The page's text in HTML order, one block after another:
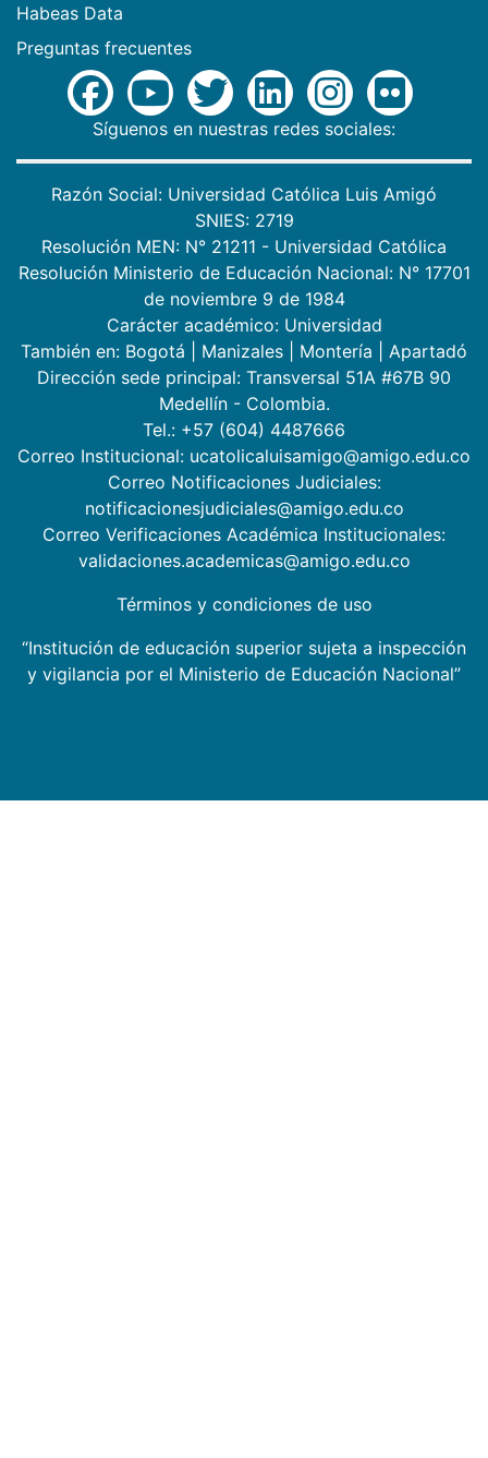
Habeas Data
Preguntas frecuentes
Síguenos en nuestras redes sociales:
Razón Social: Universidad Católica Luis Amigó
SNIES: 2719
Resolución MEN: N° 21211 - Universidad Católica
Resolución Ministerio de Educación Nacional: N° 17701
de noviembre 9 de 1984
Carácter académico: Universidad
También en: Bogotá Manizales Montería
Apartadó
Dirección sede principal: Transversal 51A #67B 90
Medellín - Colombia.
Tel.: +57 (604) 4487666
Correo Institucional: ucatolicaluisamigo@amigo.edu.co
Correo Notificaciones Judiciales:
notificacionesjudiciales@amigo.edu.co
Correo Verificaciones Académica Institucionales:
validaciones.academicas@amigo.edu.co
Términos y condiciones de uso
“Institución de educación superior sujeta a inspección
y vigilancia por el Ministerio de Educación Nacional”